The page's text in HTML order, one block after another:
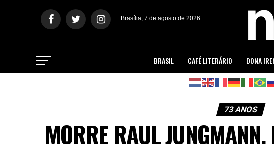
Brasília, 7 de agosto de 2026
BRASIL CAFÉ LITERÁRIO DONA
73 ANOS
MORRE RAUL JUNGMANN,